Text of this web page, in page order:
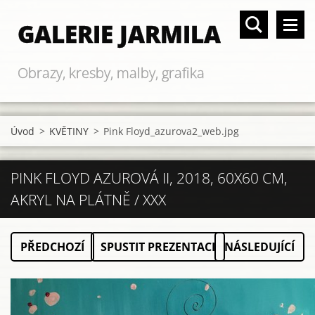
GALERIE JARMILA
Obrazy, kresby, malby, grafika
Úvod > KVĚTINY > Pink Floyd_azurova2_web.jpg
PINK FLOYD AZUROVÁ II, 2018, 60X60 CM,
AKRYL NA PLÁTNĚ / XXX
PŘEDCHOZÍ SPUSTIT PREZENTACI NÁSLEDUJÍCÍ